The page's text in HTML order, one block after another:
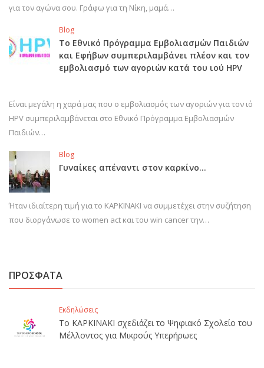
για τον αγώνα σου. Γράφω για τη Νίκη, μαμά…
Blog
Το Εθνικό Πρόγραμμα Εμβολιασμών Παιδιών
και Εφήβων συμπεριλαμβάνει πλέον και τον
εμβολιασμό των αγοριών κατά του ιού HPV
Είναι μεγάλη η χαρά μας που ο εμβολιασμός των αγοριών για τον ιό
HPV συμπεριλαμβάνεται στο Εθνικό Πρόγραμμα Εμβολιασμών
Παιδιών…
Blog
Γυναίκες απέναντι στον καρκίνο…
Ήταν ιδιαίτερη τιμή για το ΚΑΡΚΙΝΑΚΙ να συμμετέχει στην συζήτηση
που διοργάνωσε το women act και του win cancer την…
ΠΡΟΣΦΑΤΑ
Εκδηλώσεις
Το ΚΑΡΚΙΝΑΚΙ σχεδιάζει το Ψηφιακό Σχολείο του
Μέλλοντος για Μικρούς Υπερήρωες